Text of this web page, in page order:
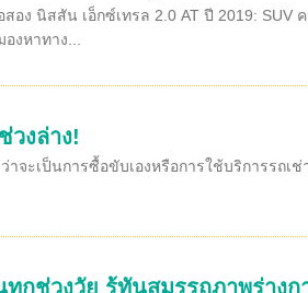
อง นิสสัน เอ็กซ์เทรล 2.0 AT ปี 2019:
งหาทาง...
วงล่าง!
าจะเป็นการซื้อขับเองหรือการใช้บริการร
กช่วงวัย รู้ทันสมรรถภาพร่างก